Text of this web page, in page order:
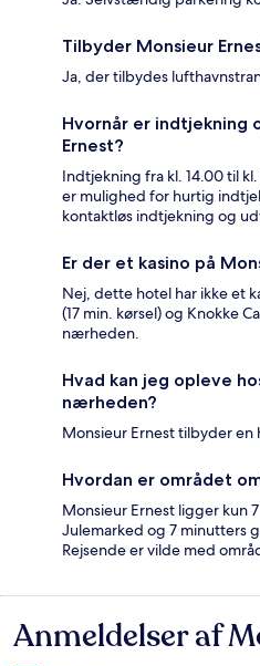
Tilbyder Monsieur
Ja, der tilbydes
Hvornår er indtjekning
Ernest?
Indtjekning fra kl. 14.00 til
er mulighed for hurtig
kontaktløs indtjekning og
Er der et kasino på
Nej, dette hotel har ikke et
(17 min. kørsel) og Knokke
nærheden.
Hvad kan jeg opleve
nærheden?
Monsieur Ernest tilbyder en
Hvordan er området
Monsieur Ernest ligger kun
Julemarked og 7 minutters
Rejsende er vilde med
Anmeldelser
Anmeldelser af